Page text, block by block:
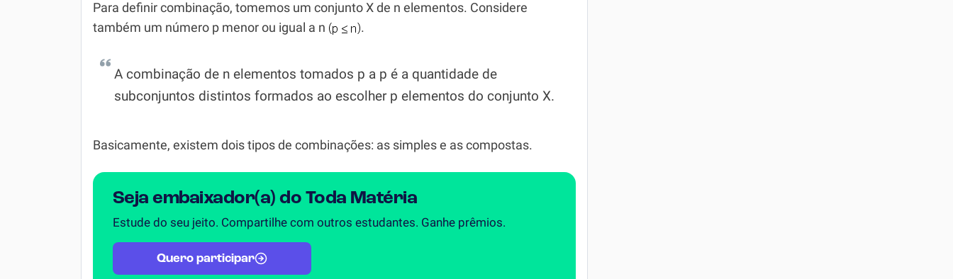
Para definir combinação, tomemos um conjunto X de n elementos. Considere
também um número p menor ou igual a n
.
A combinação de n elementos tomados p a p é a quantidade de
subconjuntos distintos formados ao escolher p elementos do conjunto X.
Basicamente, existem dois tipos de combinações: as simples e as compostas.
Seja embaixador(a) do Toda Matéria
Estude do seu jeito. Compartilhe com outros estudantes. Ganhe prêmios.
Quero participar